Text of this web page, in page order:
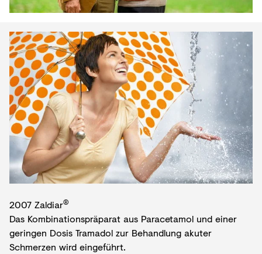
2007 Zaldiar®
Das Kombinationspräparat aus Paracetamol und einer
geringen Dosis Tramadol zur Behandlung akuter
Schmerzen wird eingeführt.